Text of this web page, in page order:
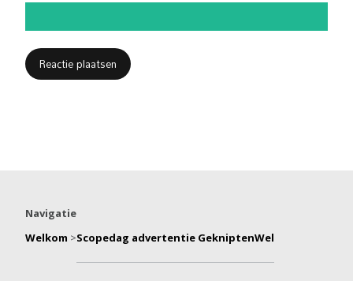
Navigatie
Welkom >Scopedag advertentie GekniptenWel